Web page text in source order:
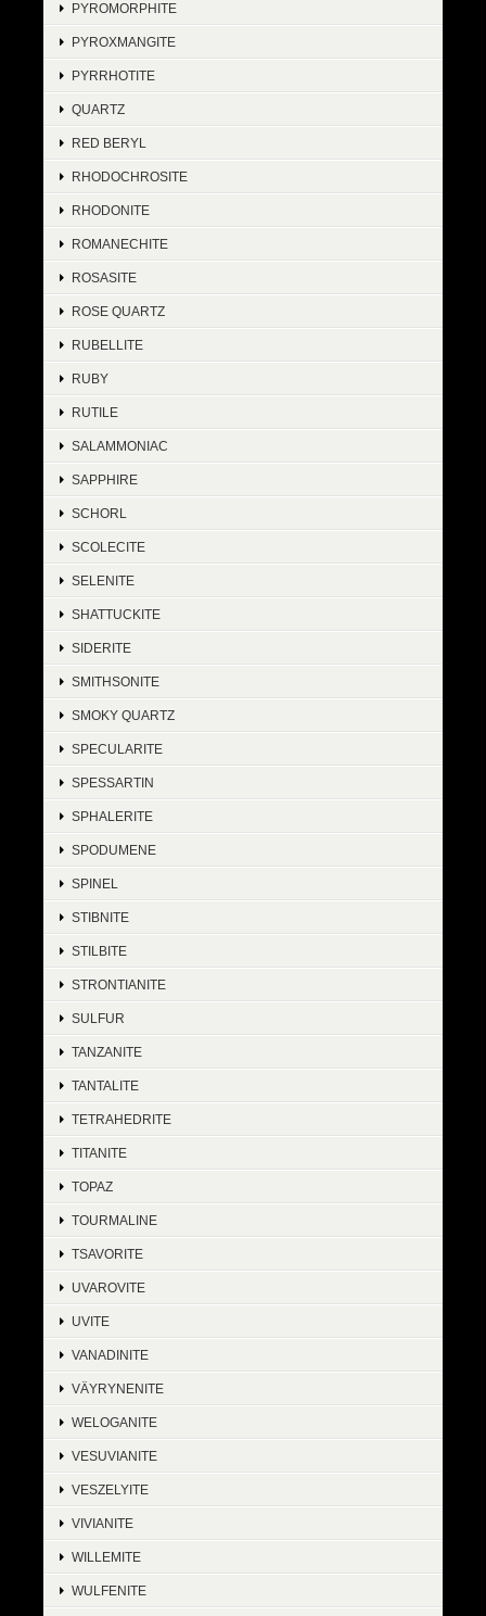
PYROMORPHITE
PYROXMANGITE
PYRRHOTITE
QUARTZ
RED BERYL
RHODOCHROSITE
RHODONITE
ROMANECHITE
ROSASITE
ROSE QUARTZ
RUBELLITE
RUBY
RUTILE
SALAMMONIAC
SAPPHIRE
SCHORL
SCOLECITE
SELENITE
SHATTUCKITE
SIDERITE
SMITHSONITE
SMOKY QUARTZ
SPECULARITE
SPESSARTIN
SPHALERITE
SPODUMENE
SPINEL
STIBNITE
STILBITE
STRONTIANITE
SULFUR
TANZANITE
TANTALITE
TETRAHEDRITE
TITANITE
TOPAZ
TOURMALINE
TSAVORITE
UVAROVITE
UVITE
VANADINITE
VÄYRYNENITE
WELOGANITE
VESUVIANITE
VESZELYITE
VIVIANITE
WILLEMITE
WULFENITE